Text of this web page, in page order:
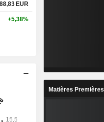
EUR
+5,38%
Matières Premières